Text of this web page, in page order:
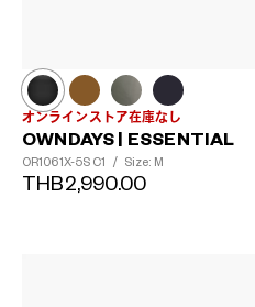
オンラインストア在庫なし
OWNDAYS | ESSENTIAL
OR1061X-5S C1 / Size: M
THB2,990.00